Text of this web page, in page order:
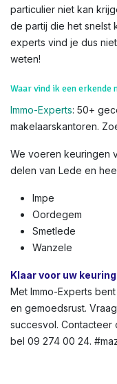
particulier niet kan
de partij die het snelst
experts vind je dus
weten!
Waar vind ik een erkende
Immo-Experts: 50+
makelaarskantoren.
We voeren keuringen
delen van Lede en
Impe
Oordegem
Smetlede
Wanzele
Klaar voor uw
Met Immo-Experts
en gemoedsrust.
succesvol. Contacteer
bel 09 274 00 24.